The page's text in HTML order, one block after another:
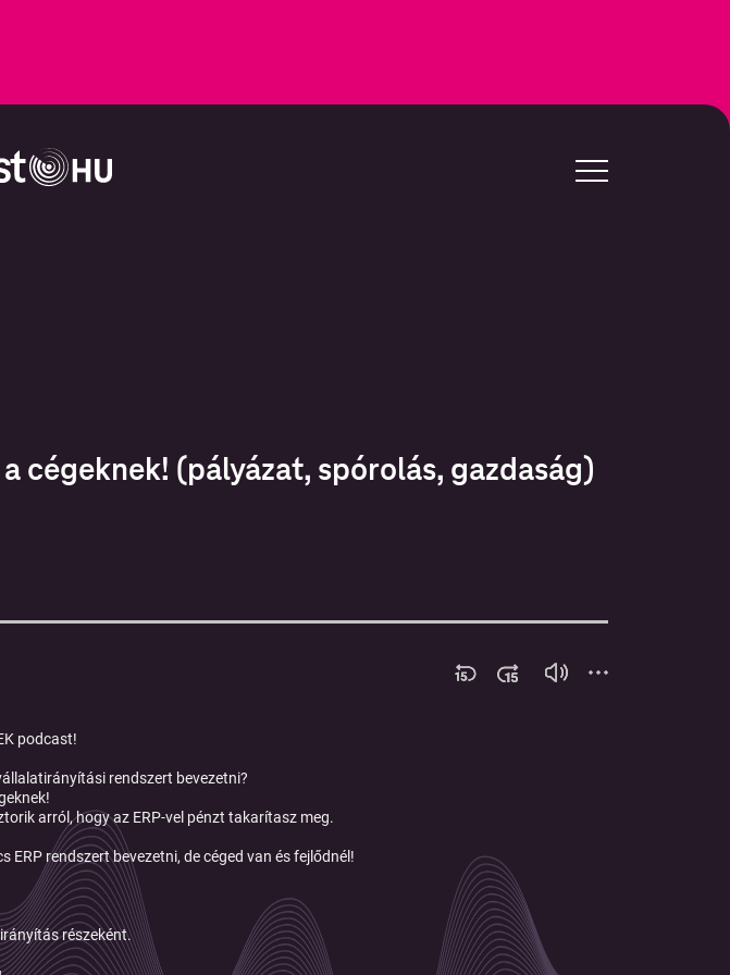
cégeknek! (pályázat, spórolás, gazdaság)
podcast!
rendszert bevezetni?
arról, hogy az ERP-vel pénzt takarítasz meg.
ERP rendszert bevezetni, de céged van és fejlődnél!
részeként.